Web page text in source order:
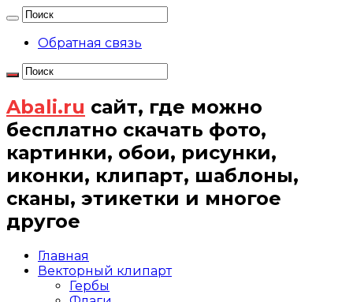
Обратная связь
Abali.ru сайт, где можно
бесплатно скачать фото,
картинки, обои, рисунки,
иконки, клипарт, шаблоны,
сканы, этикетки и многое
другое
Главная
Векторный клипарт
Гербы